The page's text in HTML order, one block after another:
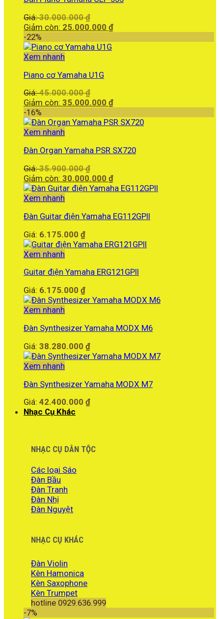
Giá:30.000.000₫
gốc
30.000.000 ₫.
Giảm còn: 25.000.000 ₫Giá
-22%
Xem nhanh
Piano cơ Yamaha U1G
Giá:45.000.000₫
gốc
45.000.000 ₫.
Giảm còn: 35.000.000 ₫Giá
tại
-16%
Xem nhanh
Đàn Organ Yamaha PSR SX720
Giá:35.900.000₫
gốc
là:
Giảm còn: 30.000.000 ₫Giá
hiện
30.000.000 ₫.
Xem nhanh
Đàn Guitar điện Yamaha EG112GPII
Giá: 6.175.000 ₫
Xem nhanh
Guitar điện Yamaha ERG121GPII
Giá: 6.175.000 ₫
Xem nhanh
Đàn Synthesizer Yamaha MODX M6
Giá: 38.280.000 ₫
Xem nhanh
Đàn Synthesizer Yamaha MODX M7
Giá: 42.400.000 ₫
Nhạc Cụ Khác
NHẠC CỤ DÂN TỘC
Các loại Sáo
Đàn Bầu
Đàn Tranh
Đàn Nhị
Đàn Nguyệt
NHẠC CỤ KHÁC
Đàn Violin
Kèn Hamonica
Kèn Saxophone
Kèn Trumpet
hotline 0929.636.999
-7%